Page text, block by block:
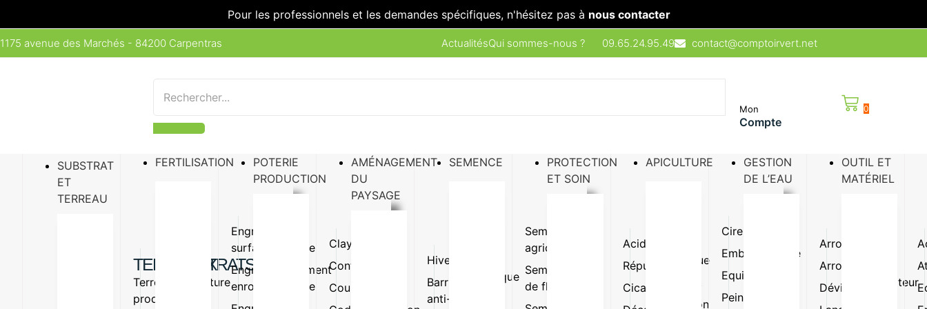
Pour les professionnels et les demandes spécifiques, n'hésitez pas à nous contacter
1175 avenue des Marchés - 84200 Carpentras ActualitésQui sommes-nous ? 09.65.24.95.49 contact@comptoirvert.net
Mon
Compte
0
SUBSTRAT
ET
TERREAU
TERREAUX
Terreau
production
SUBSTRATS
Vermiculture
FERTILISATION
Engrais
surfaçage
Engrais
enrobé
organique
Amendement
organique
POTERIE
PRODUCTION
Clayette
Conteneur
Coupe
AMÉNAGEMENT
DU
PAYSAGE
Hivernage
Barrière
anti-
synthétique
SEMENCE
Semence
agricole
Semence
de fleur
PROTECTION
ET SOIN
Acidifiant
Répulsif
Cicatrisant
biologique
Protection
APICULTURE
Cire
Emballage
Equipement
Peinture
Semence
GESTION
DE L’EAU
Arroseur
Arrosoir
DévidoirPulvérisateur
OUTIL ET
MATÉRIEL